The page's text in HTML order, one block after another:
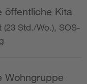
öffentliche Kita
(23 Std./Wo.), SOS-
Wohngruppe